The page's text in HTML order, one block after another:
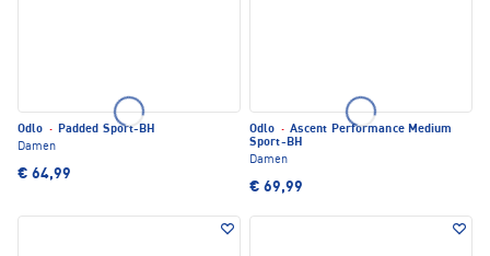
Odlo · Padded Sport-BH
Damen
€ 64,99
Odlo · Ascent Performance Medium
Sport-BH
Damen
€ 69,99